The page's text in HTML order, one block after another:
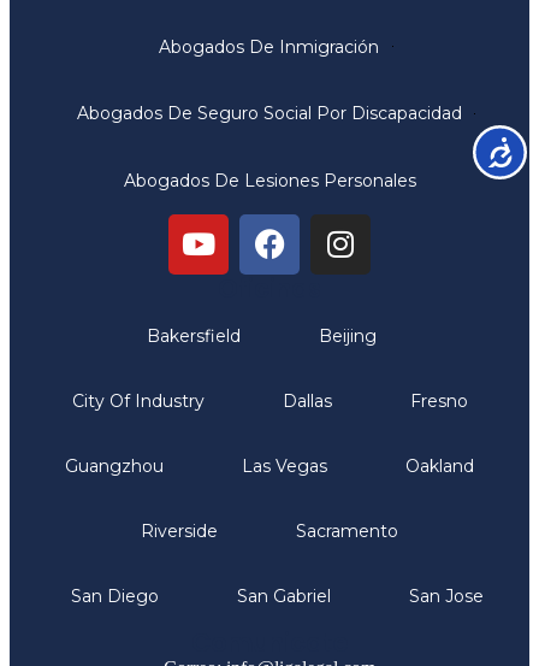
Abogados De Inmigración
Abogados De Seguro Social Por Discapacidad
Abogados De Lesiones Personales
Bakersfield Beijing
City Of Industry Dallas Fresno
Guangzhou Las Vegas Oakland
Riverside Sacramento
San Diego San Gabriel San Jose